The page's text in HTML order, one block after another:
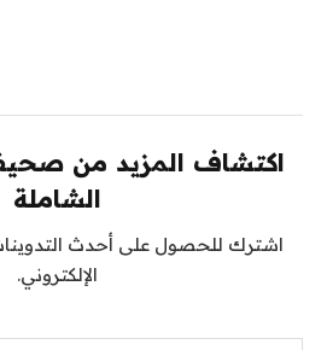
اكتشاف المزيد من
الشاملة
اشترك للحصول على أحدث
الإلكتروني.
كتابة بريدك الإلكتروني...